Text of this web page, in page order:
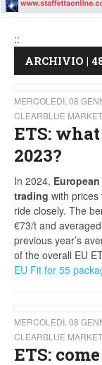
::
ARCHIVIO |
MERCOLEDÌ, 08
CLEARBLUE
ETS:
2023?
In 2024,
trading with prices
ride closely. The
€73/t and
previous year’s
of the overall EU
EU Fit for 55
MERCOLEDÌ, 08
CLEARBLUE
ETS: